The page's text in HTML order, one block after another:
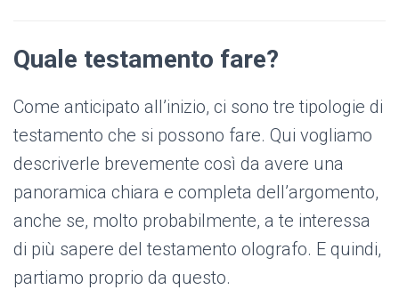
Quale testamento fare?
Come anticipato all’inizio, ci sono tre tipologie di
testamento che si possono fare. Qui vogliamo
descriverle brevemente così da avere una
panoramica chiara e completa dell’argomento,
anche se, molto probabilmente, a te interessa
di più sapere del testamento olografo. E quindi,
partiamo proprio da questo.